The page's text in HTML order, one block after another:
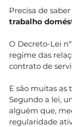
Precisa de
trabalho
O Decreto-Lei
regime das
contrato de
E são muitas as
Segundo a lei,
alguém que,
regularidade